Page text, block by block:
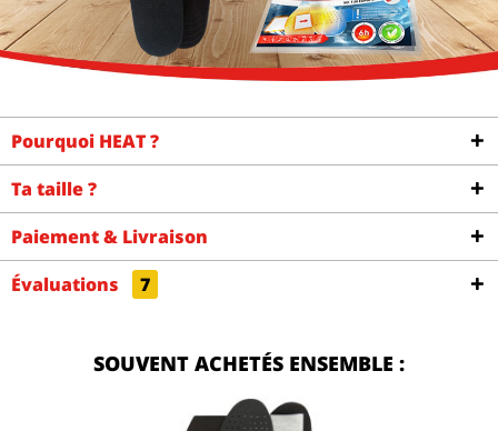
Pourquoi HEAT ?
Ta taille ?
Paiement & Livraison
Évaluations
7
SOUVENT ACHETÉS ENSEMBLE :